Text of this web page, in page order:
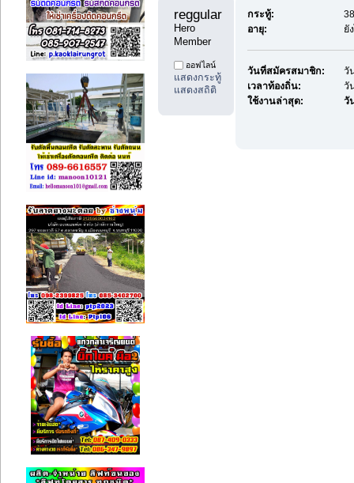
reggularpost88
Hero
Member
ออฟไลน์
แสดงกระทู้
แสดงสถิติ
กระทู้:
อายุ:
ยั
วันที่สมัครสมาชิก:
วั
เวลาท้องถิ่น:
วั
ใช้งานล่าสุด:
วั